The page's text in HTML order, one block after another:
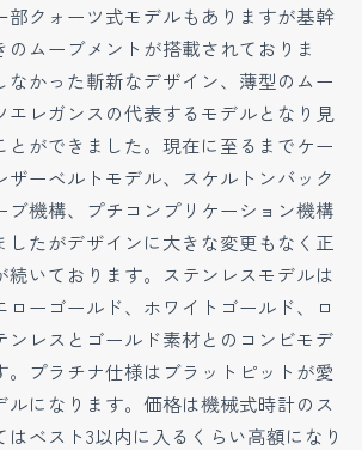
部クォーツ式モデルもありますが基幹
のムーブメントが搭載されておりま
なかった斬新なデザイン、薄型のムー
エレガンスの代表するモデルとなり見
とができました。現在に至るまでケー
ザーベルトモデル、スケルトンバック
ブ機構、プチコンプリケーション機構
したがデザインに大きな変更もなく正
続いております。ステンレスモデルは
ローゴールド、ホワイトゴールド、ロ
ンレスとゴールド素材とのコンビモデ
。プラチナ仕様はブラットピットが愛
ルになります。価格は機械式時計のス
ベスト3以内に入るくらい高額になり